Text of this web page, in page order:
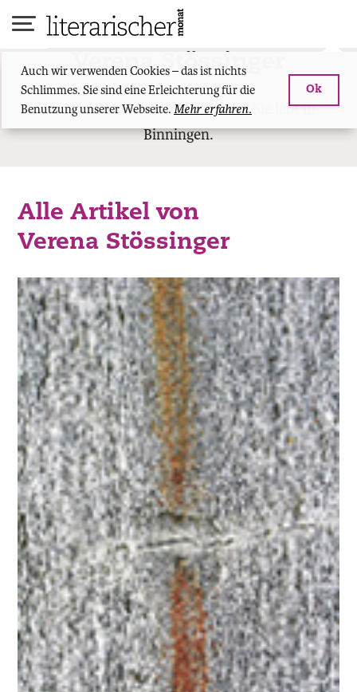
Auch wir verwenden Cookies – das ist nichts
Schlimmes. Sie sind eine Erleichterung für die
Benutzung unserer Webseite. Mehr erfahren.
Ok
Verena Stössinger
ist Schriftstellerin und Lektorin. Sie lebt in
Binningen.
Alle Artikel von
Verena Stössinger